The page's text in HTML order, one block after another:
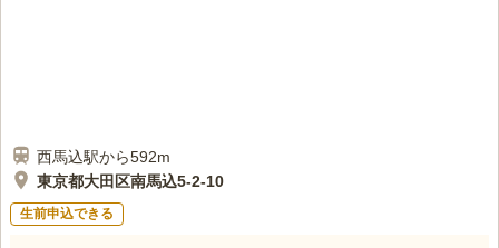
西馬込駅から592m
東京都大田区南馬込5-2-10
生前申込できる